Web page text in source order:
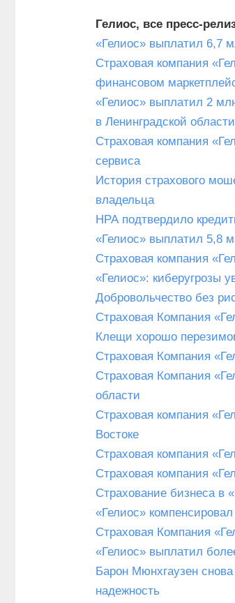
Гелиос, все пресс-
«Гелиос» выплатил 6,7
Страховая компания
финансовом
«Гелиос» выплатил 2
в Ленинградской области
Страховая компания
сервиса
История страхового
владельца
НРА подтвердило
«Гелиос» выплатил 5,8
Страховая компания
«Гелиос»: киберугрозы
Добровольчество без
Страховая Компания
Клещи хорошо
Страховая Компания
Страховая Компания
области
Страховая компания
Востоке
​Страховая компания
Страховая компания
Страхование бизнеса в
«Гелиос»
Страховая Компания
«Гелиос» выплатил
Барон Мюнхгаузен
надежность